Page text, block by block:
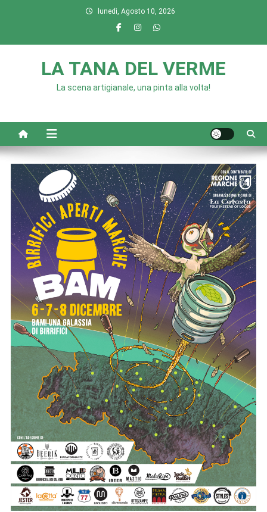
lunedì, Agosto 10, 2026
LA TANA DEL VERME
La scena artigianale, una pinta alla volta!